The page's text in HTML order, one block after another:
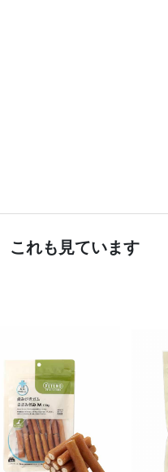
これも見ています